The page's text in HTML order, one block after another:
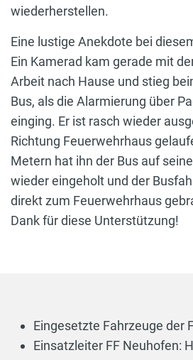
wiederherstellen.
Eine lustige Anekdote bei
Ein Kamerad kam gerade mit
Arbeit nach Hause und stieg
Bus, als die Alarmierung über
einging. Er ist rasch wieder
Richtung Feuerwehrhaus
Metern hat ihn der Bus auf
wieder eingeholt und der
direkt zum Feuerwehrhaus
Dank für diese Unterstützung!
Eingesetzte Fahrzeuge der
Einsatzleiter FF Neuhofen: